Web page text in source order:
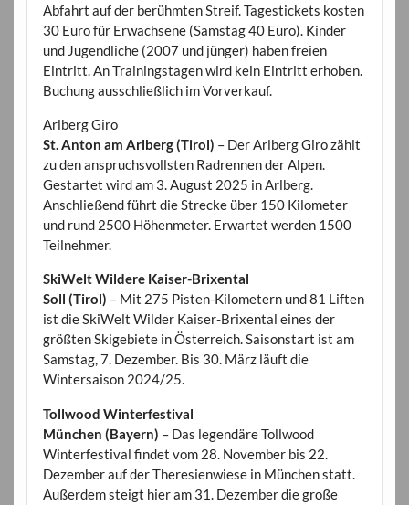
Abfahrt auf der berühmten Streif. Tagestickets kosten
30 Euro für Erwachsene (Samstag 40 Euro). Kinder
und Jugendliche (2007 und jünger) haben freien
Eintritt. An Trainingstagen wird kein Eintritt erhoben.
Buchung ausschließlich im Vorverkauf.
Arlberg Giro
St. Anton am Arlberg (Tirol) – Der Arlberg Giro zählt
zu den anspruchsvollsten Radrennen der Alpen.
Gestartet wird am 3. August 2025 in Arlberg.
Anschließend führt die Strecke über 150 Kilometer
und rund 2500 Höhenmeter. Erwartet werden 1500
Teilnehmer.
SkiWelt Wildere Kaiser-Brixental
Soll (Tirol) – Mit 275 Pisten-Kilometern und 81 Liften
ist die SkiWelt Wilder Kaiser-Brixental eines der
größten Skigebiete in Österreich. Saisonstart ist am
Samstag, 7. Dezember. Bis 30. März läuft die
Wintersaison 2024/25.
Tollwood Winterfestival
München (Bayern) – Das legendäre Tollwood
Winterfestival findet vom 28. November bis 22.
Dezember auf der Theresienwiese in München statt.
Außerdem steigt hier am 31. Dezember die große